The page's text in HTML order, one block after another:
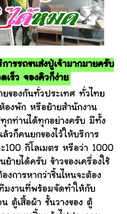
ารรถขนส่งปู่เจ้ามากมายครับ
เร็ว จองคิวก็ง่าย
กันทั่วประเทศ ทั่วไทย
องพัก หรือย้ายสำนักงาน
กท่านได้ทุกอย่างครับ มีทั้ง
ล้วก็คนยกของไว้ให้บริการ
100 กิโลเมตร หรือว่า 1000
ย้ายได้ครับ ข้าวของเครื่องใช้
งการหากว่าชิ้นไหนจะต้อง
มงานที่พร้อมจัดทำให้กับ
ตู้เสื้อผ้า ชั้นวางของ ตู้